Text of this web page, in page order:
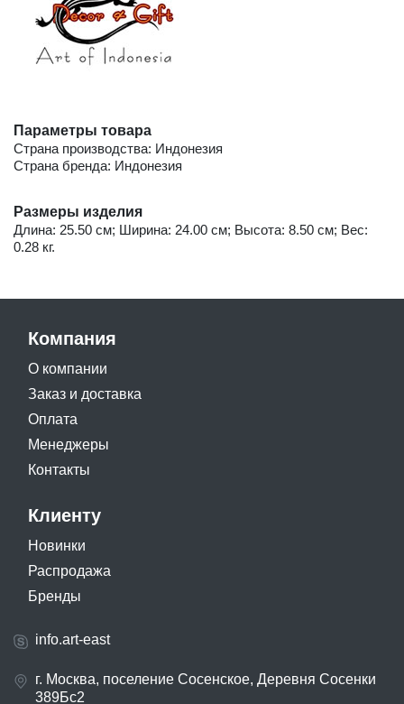
Параметры товара
Страна производства: Индонезия
Страна бренда: Индонезия
Размеры изделия
Длина: 25.50 см; Ширина: 24.00 см; Высота: 8.50 см; Вес:
0.28 кг.
Компания
О компании
Заказ и доставка
Оплата
Менеджеры
Контакты
Клиенту
Новинки
Распродажа
Бренды
info.art-east
г. Москва, поселение Сосенское, Деревня Сосенки
389Бс2